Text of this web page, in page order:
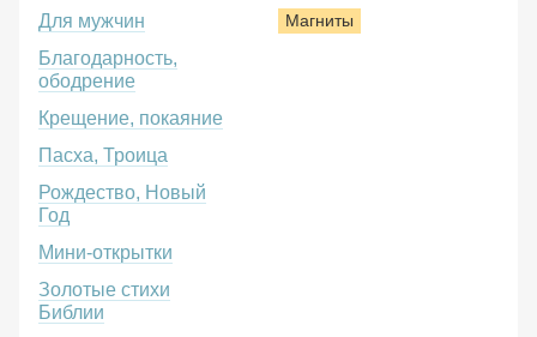
Для мужчин
Благодарность,
ободрение
Крещение, покаяние
Пасха, Троица
Рождество, Новый
Год
Мини-открытки
Золотые стихи
Библии
Магниты